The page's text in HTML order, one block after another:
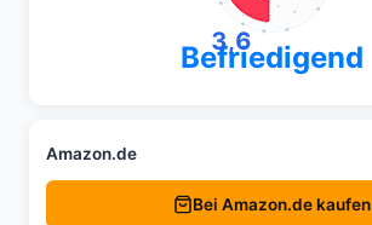
3,6
Befriedigend
Amazon.de
Bei Amazon.de kaufen